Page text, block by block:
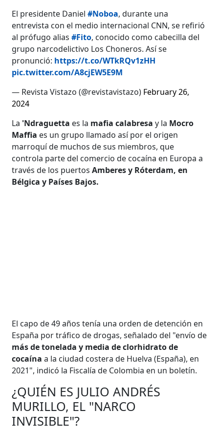
El presidente Daniel#Noboa, durante una
entrevista con el medio internacional CNN, se refirió
al prófugo alias#Fito, conocido como cabecilla del
grupo narcodelictivo Los Choneros. Así se
pronunció: https://t.co/WTkRQv1zHH
pic.twitter.com/A8cjEW5E9M
— Revista Vistazo (@revistavistazo) February 26,
2024
La 'Ndraguetta es la mafia calabresay la Mocro
Maffia es un grupo llamado así por el origen
marroquí de muchos de sus miembros, que
controla parte del comercio de cocaína en Europa a
través de los puertosAmberes y Róterdam, en
Bélgica y Países Bajos.
El capo de 49 años tenía una orden de detención en
España por tráfico de drogas, señalado del "envío de
más de tonelada y media de clorhidrato de
cocaínaa la ciudad costera de Huelva (España), en
2021", indicó la Fiscalía de Colombia en un boletín.
¿QUIÉN ES JULIO ANDRÉS
MURILLO, EL "NARCO
INVISIBLE"?